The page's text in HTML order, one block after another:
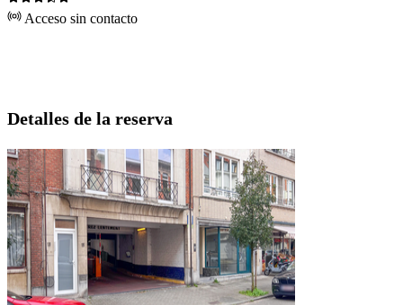
Acceso sin contacto
Detalles de la reserva